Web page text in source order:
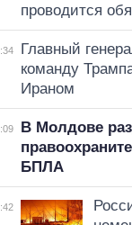
проводится
Главный
команду
Ираном
В Молдове
БПЛА